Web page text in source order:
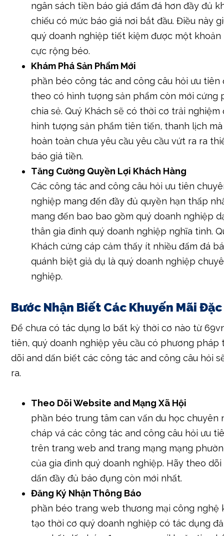
ngân sách tiền báo giá đấm đá hơn đầy đủ
chiếu có mức báo giá nơi bắt đầu. Điều này
quý doanh nghiệp tiết kiệm được một khoản
cực rộng béo.
Khám Phá Sản Phẩm Mới
phần béo công tác and công câu hỏi ưu tiên
theo có hình tượng sản phẩm còn mới cứng
chia sẻ. Quý Khách sẽ có thời cơ trải nghiệm
hình tượng sản phẩm tiên tiến, thanh lịch
hoàn toàn chưa yêu cầu yêu cầu vứt ra ra
báo giá tiền.
Tăng Cường Quyền Lợi Khách Hàng
Các công tác and công câu hỏi ưu tiên
nghiệp mang đến đầy đủ quyền hạn thấp
mang đến bao bao gồm quý doanh nghiệp
thân gia đình quý doanh nghiệp nghĩa tình.
Khách cứng cáp cảm thấy ít nhiều đấm đá
quánh biệt giả dụ là quý doanh nghiệp
nghiệp.
Bước Nhận Biết Các Khuyến Mãi
Để chưa có tác dụng lơ bất kỳ thời cơ nào từ
tiên, quý doanh nghiệp yêu cầu có phương pháp
dõi and dấn biết các công tác and công câu hỏi
ra.
Theo Dõi Website and Mạng Xã Hội
phần béo trung tâm can vấn du học chuyên
cháp vá các công tác and công câu hỏi ưu
trên trang web and trang mạng mạng
của gia đình quý doanh nghiệp. Hãy theo dõi
dấn đầy đủ báo đụng còn mới nhất.
Đăng Ký Nhận Thông Báo
phần béo trang web thương mại công nghệ
tạo thời cơ quý doanh nghiệp có tác dụng